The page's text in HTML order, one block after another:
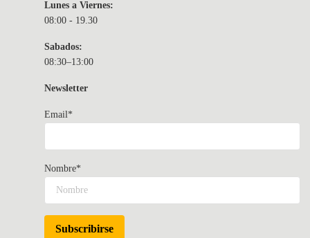
Lunes a Viernes:
08:00 - 19.30
Sabados:
08:30–13:00
Newsletter
Email*
Nombre*